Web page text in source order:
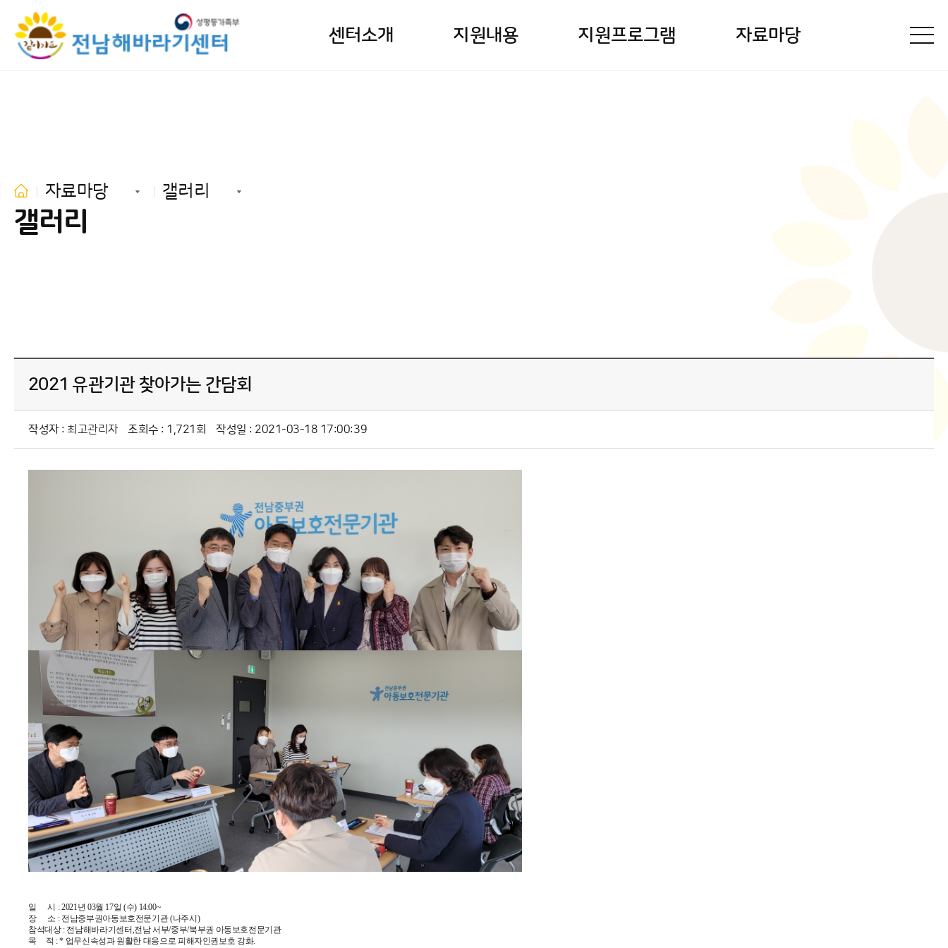
센터소개 지원내용 지원프로그램 자료마당
갤러리
자료마당 갤러리
2021 유관기관 찾아가는 간담회
작성자 : 최고관리자 조회수 : 1,721회 작성일 : 2021-03-18 17:00:39
일 시 : 2021년 03월 17일 (수) 14:00~
장 소 : 전남중부권아동보호전문기관 (나주시)
참석대상 : 전남해바라기센터,전남 서부/중부/북부권 아동보호전문기관
목 적 : * 업무신속성과 원활한 대응으로 피해자인권보호 강화.